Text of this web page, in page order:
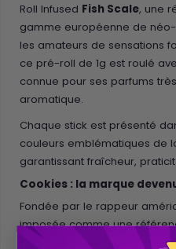
Roll Infused Fish Scale, une
gamme européenne de
les amateurs de sensations
ce pré-roll de 1g est roulé
connue pour ses parfums
aromatique.
Chaque stick est présenté
couleurs emblématiques de
garantissant fraîcheur,
Cookies : la marque
Fondée par le rappeur
imposée comme une
cannabis haut de gamme.